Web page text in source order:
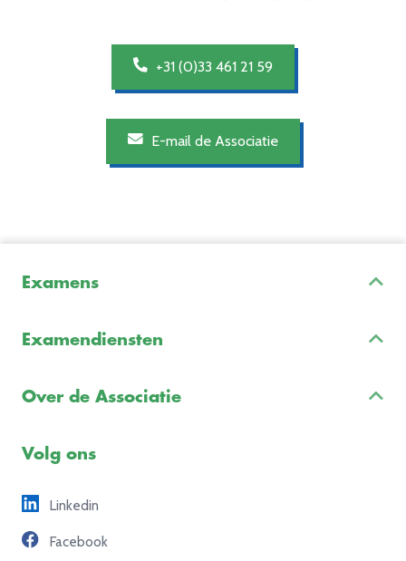
+31 (0)33 461 21 59
E-mail de Associatie
Examens
Examenreglement
Examendiensten
Over de Associatie
Freelance opdrachten
Partners
Contact
Volg ons
Linkedin
Facebook